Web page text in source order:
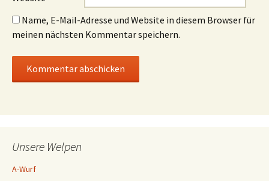
Name, E-Mail-Adresse und Website in diesem Browser für
meinen nächsten Kommentar speichern.
Unsere Welpen
A-Wurf